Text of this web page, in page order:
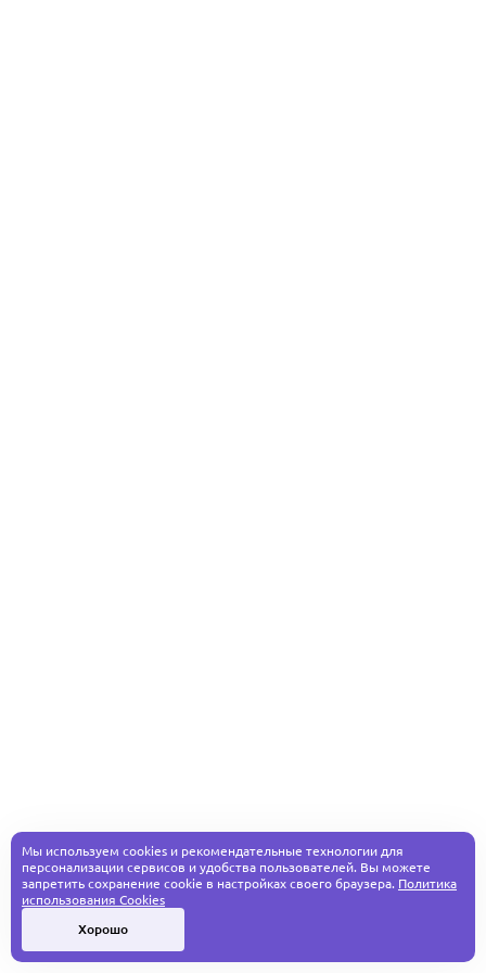
Мы используем cookies и рекомендательные технологии для
персонализации сервисов и удобства пользователей. Вы можете
запретить сохранение cookie в настройках своего браузера. Политика
использования Cookies
Хорошо